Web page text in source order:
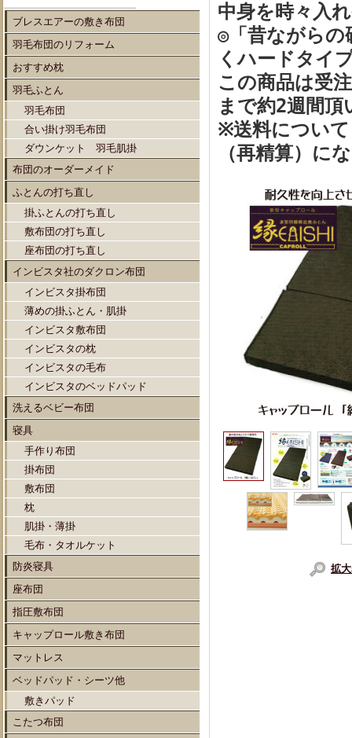
ブレスエアーの敷き布団
羽毛布団のリフォーム
おすすめ枕
羽毛ふとん
羽毛布団
合い掛け羽毛布団
ダウンケット 羽毛肌掛
布団のオーダーメイド
ふとんの打ち直し
掛ふとんの打ち直し
敷布団の打ち直し
座布団の打ち直し
インビスタ社のダクロン布団
インビスタ掛布団
薄めの掛ふとん・肌掛
インビスタ敷布団
インビスタの枕
インビスタの毛布
インビスタのベッドパッド
洗えるベビー布団
寝具
手作り布団
掛布団
敷布団
枕
肌掛・薄掛
毛布・タオルケット
防炎寝具
座布団
指圧敷布団
キャップロール敷き布団
マットレス
ベッドパッド・シーツ他
敷きパッド
こたつ布団
中身を時々入
◎「昔ながらの
くハードタイ
この商品は受
まで約2週間
※送料につい
（再精算）に
拡